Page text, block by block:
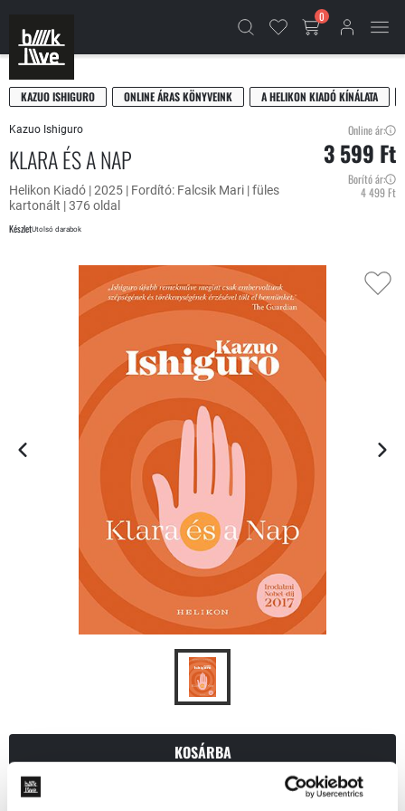
0
KAZUO ISHIGURO ONLINE ÁRAS KÖNYVEINK A HELIKON KIADÓ KÍNÁLATA
Kazuo Ishiguro
KLARA ÉS A NAP
Helikon Kiadó | 2025 | Fordító: Falcsik Mari | füles
kartonált | 376 oldal
KészletUtolsó darabok
Online ár:
3 599 Ft
Borító ár:
4 499 Ft
KOSÁRBA